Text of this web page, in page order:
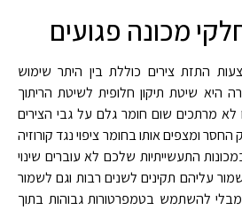
מכונה פגועים
התזת צירים כוללת בין היתר שימוש
שיטת תיקון חלופית לשיטת הריתוך
מרתכים שום חומר גלם על גבי הצירים
ומצפים אותו בחומר ציפוי נגד קורוזיה
התעשייתיות שלכם לא עוברים שינוי
עליהם תקינים לשנים רבות וגם לשמור
להשתמש בטמפרטורות גבוהות בתוך